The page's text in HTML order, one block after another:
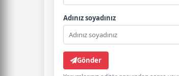
Adınız soyadınız
Gönder